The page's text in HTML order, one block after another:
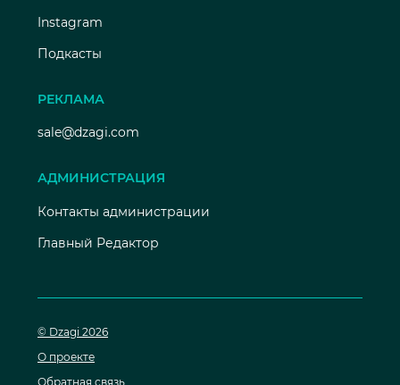
Instagram
Подкасты
РЕКЛАМА
sale@dzagi.com
АДМИНИСТРАЦИЯ
Контакты администрации
Главный Редактор
© Dzagi 2026
О проекте
Обратная связь